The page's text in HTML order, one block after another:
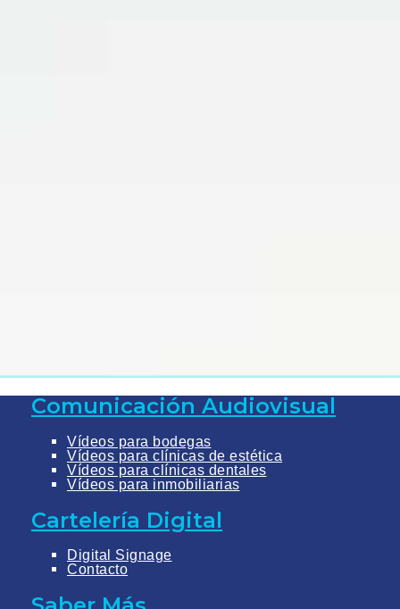
Comunicación Audiovisual
Vídeos para bodegas
Vídeos para clínicas de estética
Vídeos para clínicas dentales
Vídeos para inmobiliarias
Cartelería Digital
Digital Signage
Contacto